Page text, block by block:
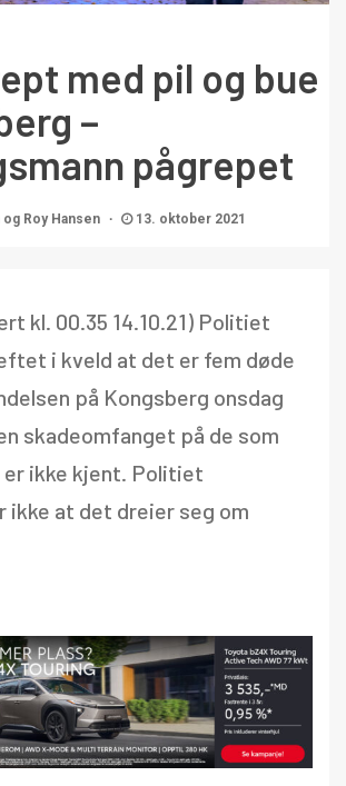
med pil og bue
–
pågrepet
Roy Hansen 13. oktober 2021
kl. 00.35 14.10.21) Politiet
i kveld at det er fem døde
på Kongsberg onsdag
skadeomfanget på de som
er ikke kjent. Politiet
ikke at det dreier seg om